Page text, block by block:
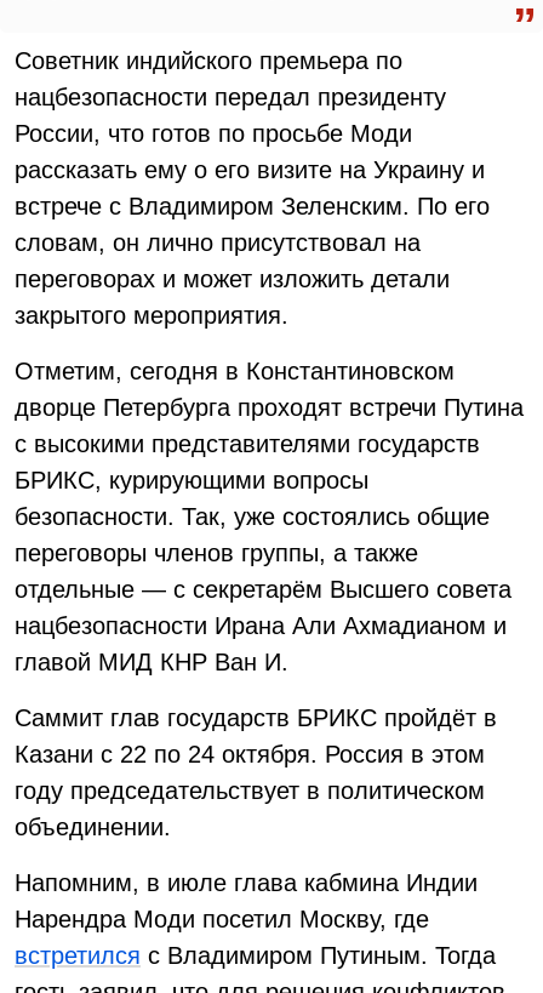
Советник индийского премьера по
нацбезопасности передал президенту
России, что готов по просьбе Моди
рассказать ему о его визите на Украину и
встрече с Владимиром Зеленским. По его
словам, он лично присутствовал на
переговорах и может изложить детали
закрытого мероприятия.
Отметим, сегодня в Константиновском
дворце Петербурга проходят встречи Путина
с высокими представителями государств
БРИКС, курирующими вопросы
безопасности. Так, уже состоялись общие
переговоры членов группы, а также
отдельные — с секретарём Высшего совета
нацбезопасности Ирана Али Ахмадианом и
главой МИД КНР Ван И.
Саммит глав государств БРИКС пройдёт в
Казани с 22 по 24 октября. Россия в этом
году председательствует в политическом
объединении.
Напомним, в июле глава кабмина Индии
Нарендра Моди посетил Москву, где
встретился с Владимиром Путиным. Тогда